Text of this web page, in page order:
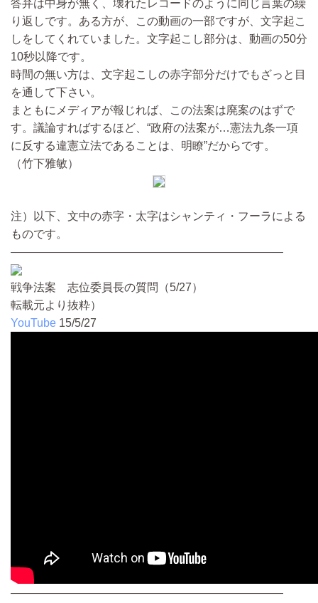
答弁は中身が無く、壊れたレコードのように同じ言葉の繰
り返しです。ある方が、この動画の一部ですが、文字起こ
しをしてくれていました。文字起こし部分は、動画の50分
10秒以降です。
時間の無い方は、文字起こしの赤字部分だけでもざっと目
を通して下さい。
まともにメディアが報じれば、この法案は廃案のはずで
す。議論すればするほど、“政府の法案が…憲法九条一項
に反する違憲立法であることは、明瞭”だからです。
（竹下雅敏）
注）以下、文中の赤字・太字はシャンティ・フーラによる
ものです。
————————————————————————
戦争法案 志位委員長の質問（5/27）
転載元より抜粋）
YouTube 15/5/27
————————————————————————